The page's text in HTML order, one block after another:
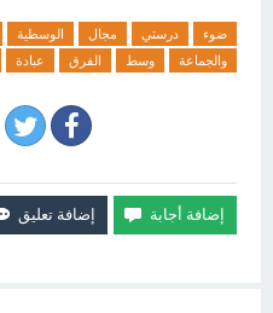
ضوء درستي مجال الوسطية
والجماعة
وسط الفرق عبادة